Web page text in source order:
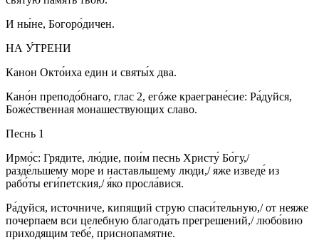
И ны́не, Богоро́дичен.
НА У́ТРЕНИ
Канон Окто́иха един и святы́х два.
Кано́н преподо́бнаго, глас 2, егóже краегране́сие: Ра́дуйся,
Боже́ственная монашествующих славо.
Песнь 1
Ирмо́с: Грядите, лю́дие, пои́м песнь Христу́ Бо́гу,/
разде́льшему море и наставльшему люди,/ яже изведе́ из
рабо́ты еги́петския,/ я́ко просла́вися.
Ра́дуйся, источниче, кипящий струю спаси́тельную,/ от неяже
почерпаем вси целебную благода́ть прегрешений,/ любо́вию
приходящим тебе́, приснопамятне.